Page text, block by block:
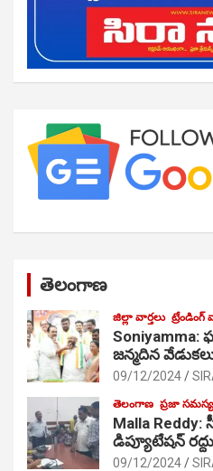
తెలంగాణ
జిల్లా వార్తలు ట్రేండింగ్
జ‌న్మ‌దిన
09/12/2024
తెలంగాణ ప్రజా
Malla
డిప్యూటేషన్
09/12/2024